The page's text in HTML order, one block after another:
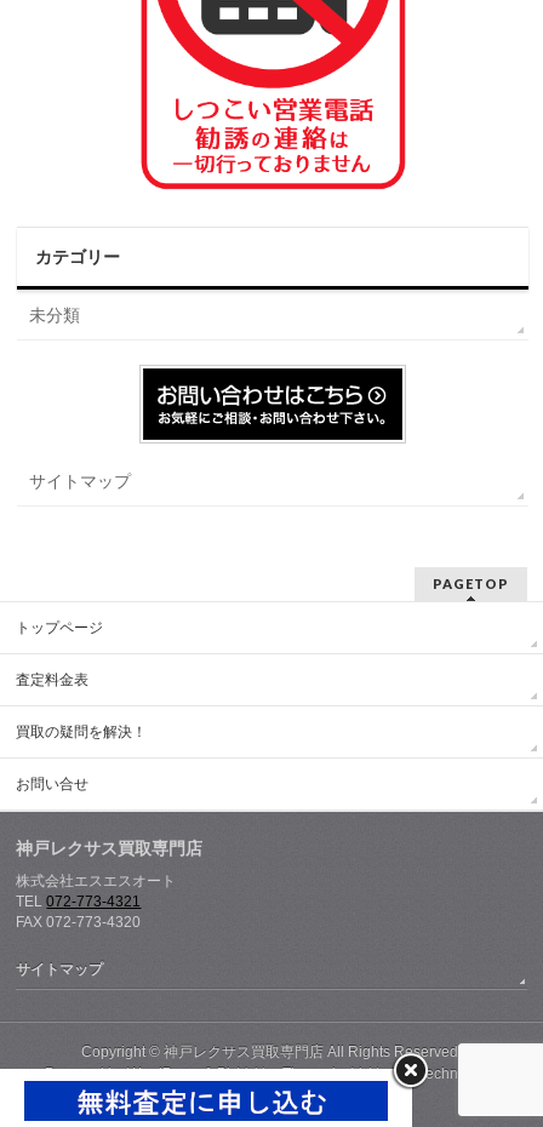
カテゴリー
未分類
サイトマップ
PAGETOP
トップページ
査定料金表
買取の疑問を解決！
お問い合せ
神戸レクサス買取専門店
株式会社エスエスオート
TEL072-773-4321
FAX 072-773-4320
サイトマップ
Copyright © 神戸レクサス買取専門店All Rights Reserved.
Powered byWordPress&BizVektor ThemebyVektor,Inc. technology.